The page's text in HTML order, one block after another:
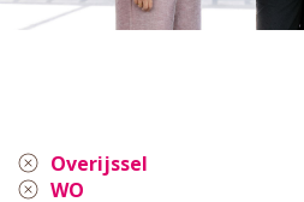
Overijssel
WO